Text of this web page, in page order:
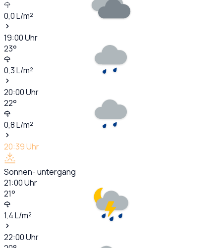
0,0L/m²
19:00Uhr
23°
0,3L/m²
20:00Uhr
22°
0,8L/m²
20:39Uhr
Sonnen- untergang
21:00Uhr
21°
1,4L/m²
22:00Uhr